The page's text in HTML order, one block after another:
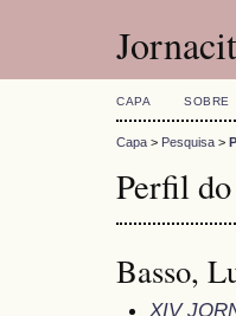
CAPA SOBRE
Capa > Pesquisa >
Perfil
Basso,
XIV